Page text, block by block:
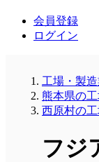
会員登録
ログイン
工場・製造
熊本県の工
西原村の工
フジ